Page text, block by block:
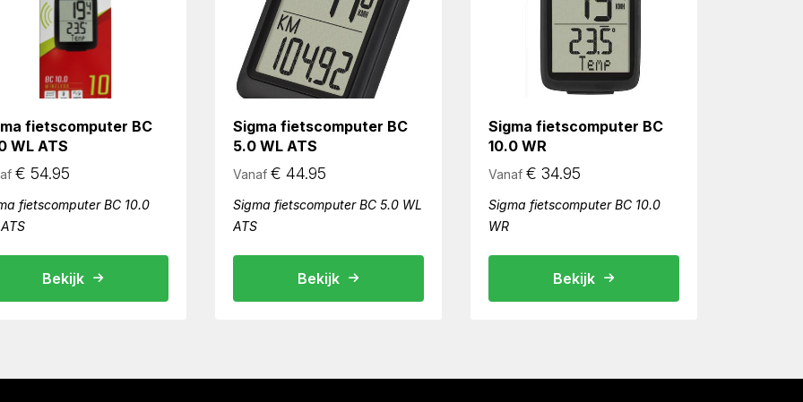
fietscomputer BC
WL ATS
€ 54.95
fietscomputer BC 10.0
Bekijk
Sigma fietscomputer BC
5.0 WL ATS
Vanaf € 44.95
Sigma fietscomputer BC 5.0 WL
ATS
Bekijk
Sigma fietscomputer BC
10.0 WR
Vanaf € 34.95
Sigma fietscomputer BC 10.0
WR
Bekijk